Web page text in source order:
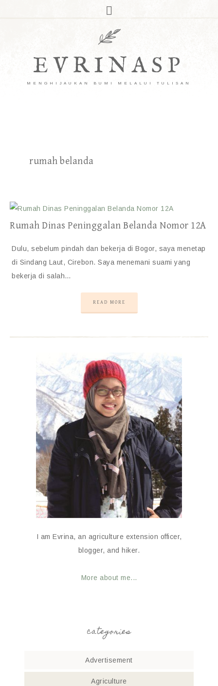
EVRINASP
MENGHIJAUKAN BUMI MELALUI TULISAN
rumah belanda
Rumah Dinas Peninggalan Belanda Nomor 12A
Dulu, sebelum pindah dan bekerja di Bogor, saya menetap
di Sindang Laut, Cirebon. Saya menemani suami yang
bekerja di salah…
READ MORE
I am Evrina, an agriculture extension officer,
blogger, and hiker.
More about me...
categories
Advertisement
Agriculture